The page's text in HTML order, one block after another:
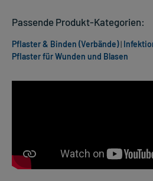
Passende Produkt-Kategorien:
Pflaster & Binden (Verbände)|
Pflaster für Wunden und Blasen